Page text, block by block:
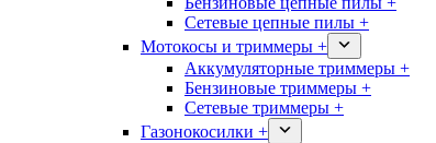
Сетевые цепные пилы +
Мотокосы и триммеры +
Аккумуляторные триммеры +
Бензиновые триммеры +
Сетевые триммеры +
Газонокосилки +